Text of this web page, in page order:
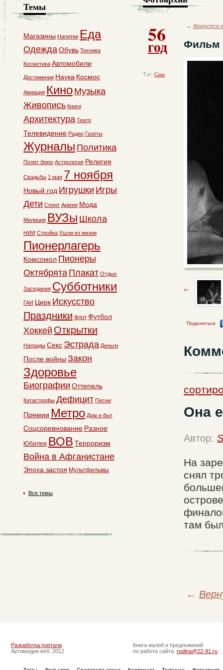
56
год
Тэг: Секс
← Вернутся
Фильм
Поделиться
Она
Автор:
На
снял
там
←
Темы
Магазины Напитки Еда
ОдеждаОбувь Техника
Косметика Автомобили
Достижения Наука Космос
Авиация Кино Музыка
Живопись Книги
Архитектура Театр
Телевидение Радио Газеты
Журналы Политика
Полит бюро Астрология Религия
Свадьбы 1 мая 7 ноября
Новый год Игрушки Игры
Дети Спорт Армия Мода
Милиция ВУЗы Школа
НИИ Стройка Ушли из жизни
Пионерлагерь
Комсомол Пионеры
Октябрята Плакат Отдых
Заседания Субботники
ГАИ Цирк Искусство
Праздники Флот Футбол
Хоккей Открытки
Награды Секс Эстрада Деньги
После войны Закон
Здоровье
Биографии Оттепель
Катастрофы Дефицит Песни
Премии Метро Дом и быт
Соцсоревнование Разное
Юбилеи ВОВ Терроризм
Война в Афганистане
Эпоха застоя Мультфильмы
Все темы
Разработка портала
Артимедия веб, 2012
Книга жалоб и предложений
по работе сайта: rodina@22-91.ru